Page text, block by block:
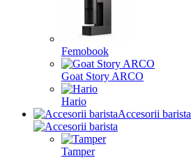
Femobook
Goat Story ARCO
Hario
Accesorii barista
Tamper